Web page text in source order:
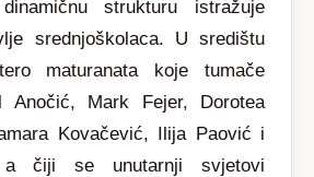
strukturu istražuje
srednjoškolaca. U središtu
maturanata koje tumače
Anočić, Mark Fejer, Dorotea
Kovačević, Ilija Paović i
a čiji se unutarnji svjetovi